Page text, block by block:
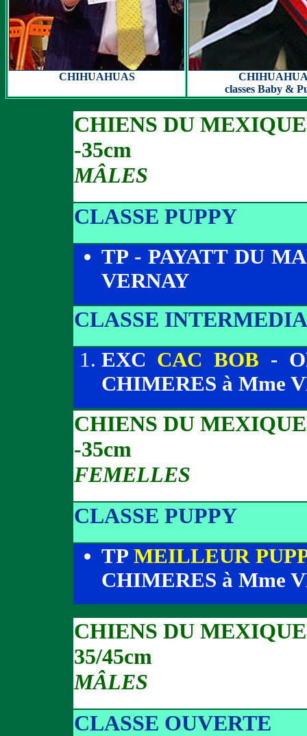
CHIHUAHUAS
classes Baby &
CHIENS DU MEXIQUE
-35cm
MÂLES
CLASSE PUPPY
TP - PAYATT DU
VERNAY
CLASSE
EXC CAC BOB -
CHIMERES à Mme
CHIENS DU MEXIQUE
-35cm
FEMELLES
CLASSE PUPPY
TP MEILLEUR
CHIMERES à Mme
CHIENS DU MEXIQUE
35/45cm
MÂLES
CLASSE OUVERTE